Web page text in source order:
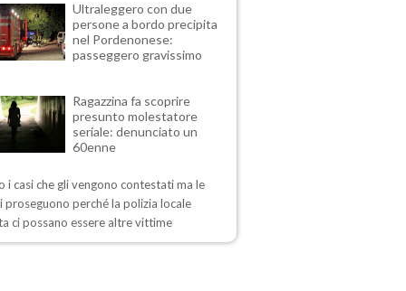
Ultraleggero con due
persone a bordo precipita
nel Pordenonese:
passeggero gravissimo
Ragazzina fa scoprire
presunto molestatore
seriale: denunciato un
60enne
i casi che gli vengono contestati ma le
proseguono perché la polizia locale
ci possano essere altre vittime